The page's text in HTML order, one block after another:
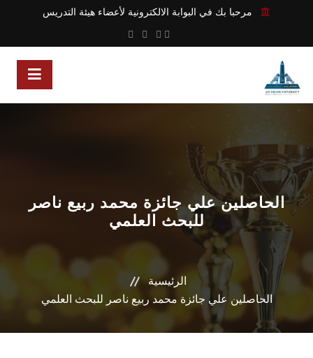
مرحبا بك في البوابة الالكترونية لأعضاء هيئة التدريس
الحاصلين علي جائزة محمد ربيع ناصر
للبحث العلمي
الرئيسية
الحاصلين علي جائزة محمد ربيع ناصر للبحث العلمي